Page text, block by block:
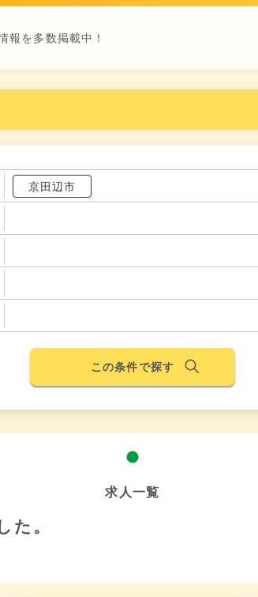
報を多数掲載中！
京田辺市
この条件で探す
求人一覧
た。